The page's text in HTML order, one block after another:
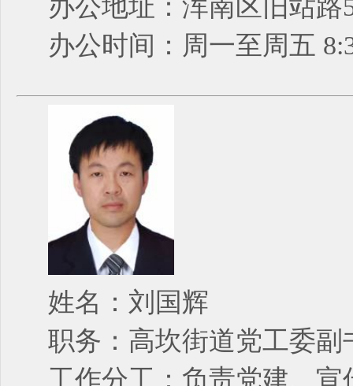
办公地址：浑南区旧站路
办公时间：周一至周五
姓名：刘国辉
职务：高坎街道党工委副
工作分工：负责党建、